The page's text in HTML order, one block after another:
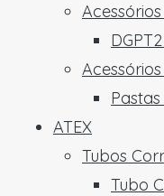
ATEX
Tubos
Tubo